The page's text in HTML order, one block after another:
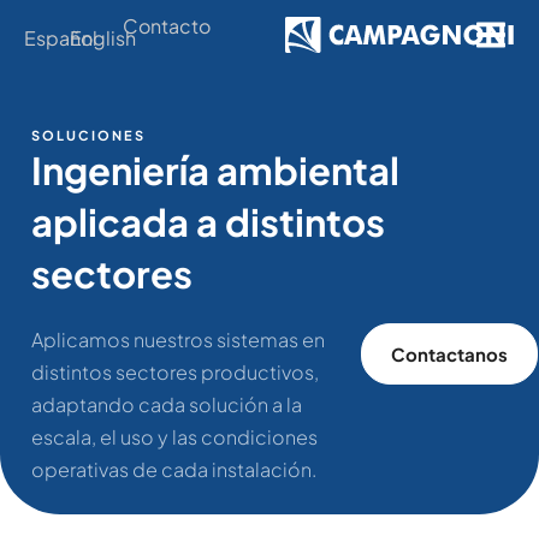
EspañolEnglishContacto
SOLUCIONES
Ingeniería ambiental
aplicada a distintos
sectores
Aplicamos nuestros sistemas en
distintos sectores productivos,
adaptando cada solución a la
escala, el uso y las condiciones
operativas de cada instalación.
Contactanos